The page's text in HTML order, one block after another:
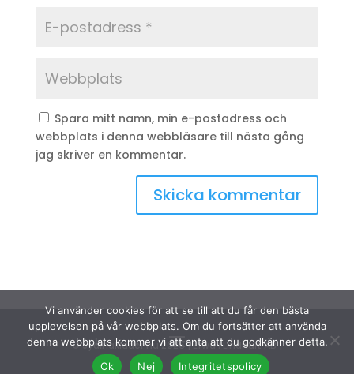
Spara mitt namn, min e-postadress och
webbplats i denna webbläsare till nästa gång
jag skriver en kommentar.
© Sydinakläder.nu 2026 | Efwa i Lindhult AB |
Vi använder cookies för att se till att du får den bästa
upplevelsen på vår webbplats. Om du fortsätter att använda
denna webbplats kommer vi att anta att du godkänner detta.
Ok
Nej Integritetspolicy